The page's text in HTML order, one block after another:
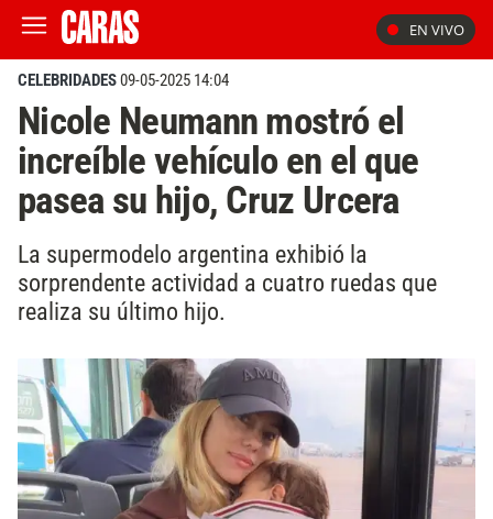
EN VIVO
CELEBRIDADES09-05-2025 14:04
Nicole Neumann mostró el
increíble vehículo en el que
pasea su hijo, Cruz Urcera
La supermodelo argentina exhibió la
sorprendente actividad a cuatro ruedas que
realiza su último hijo.